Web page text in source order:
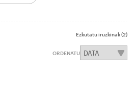
Ezkutatu iruzkinak(2)
ORDENATU